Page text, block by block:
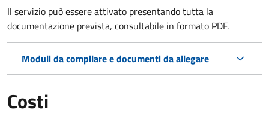
Il servizio può essere attivato presentando tutta la
documentazione prevista, consultabile in formato PDF.
Moduli da compilare e documenti da allegare
Costi